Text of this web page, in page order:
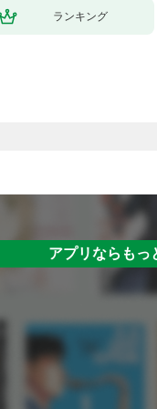
ランキング
アプリならもっ